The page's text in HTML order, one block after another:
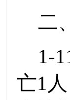
二
1-
亡1